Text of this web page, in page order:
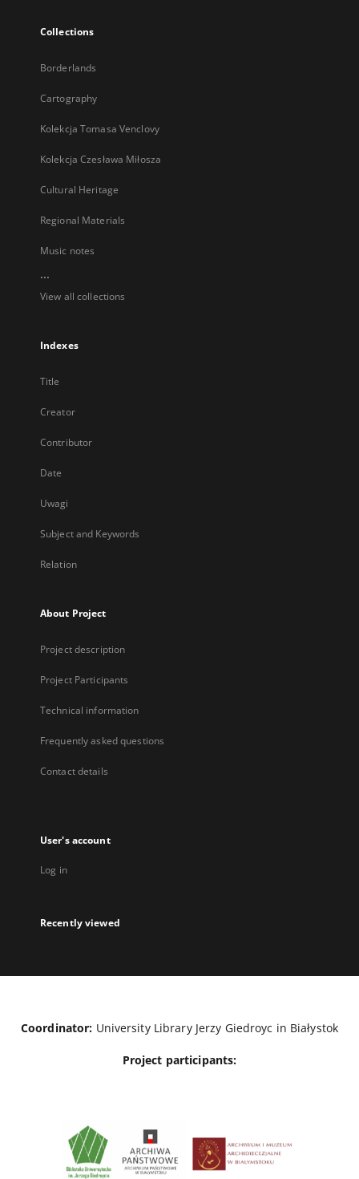
Collections
Borderlands
Cartography
Kolekcja Tomasa Venclovy
Kolekcja Czesława Miłosza
Cultural Heritage
Regional Materials
Music notes
...
View all collections
Indexes
Title
Creator
Contributor
Date
Uwagi
Subject and Keywords
Relation
About Project
Project description
Project Participants
Technical information
Frequently asked questions
Contact details
User's account
Log in
Recently viewed
Coordinator: University Library Jerzy Giedroyc in Białystok
Project participants: